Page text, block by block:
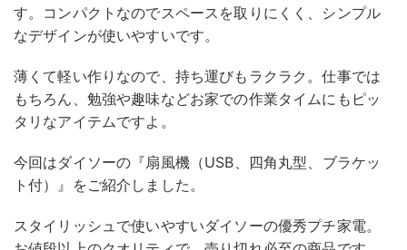
す。コンパクトなのでスペースを取りにくく、シンプル
なデザインが使いやすいです。
薄くて軽い作りなので、持ち運びもラクラク。仕事では
もちろん、勉強や趣味などお家での作業タイムにもピッ
タリなアイテムですよ。
今回はダイソーの『扇風機（USB、四角丸型、ブラケッ
ト付）』をご紹介しました。
スタイリッシュで使いやすいダイソーの優秀プチ家電。